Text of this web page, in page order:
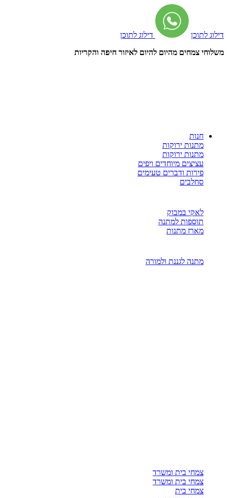
דילוג לתוכן
דילוג לתוכן
משלוחי צמחים מהיום להיום לאיזור חיפה והקריות
חנות
מתנות ירוקות
מתנות ירוקות
עציצים מיוחדים ויפים
פירות ודברים טעימים
סחלבים
לאקי במבוק
תוספות למתנה
מארז מתנות
מתנה לגננת ולמורה
צמחי בית ומשרד
צמחי בית ומשרד
צמחי בית